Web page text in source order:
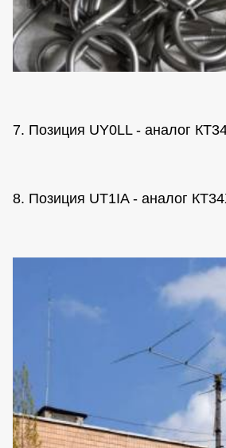
7. Позиция UY0LL - аналог
8. Позиция UT1IA - аналог